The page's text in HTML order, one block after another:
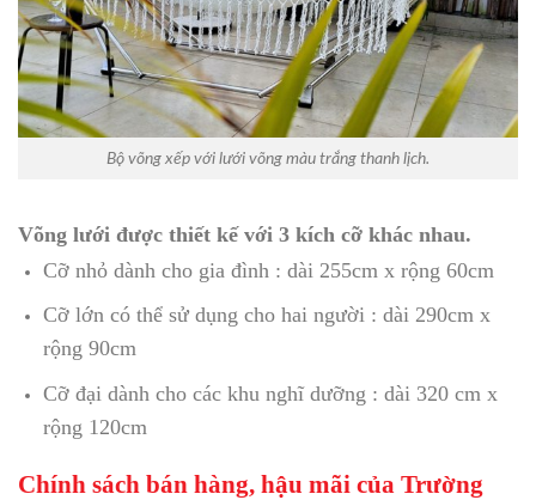
Bộ võng xếp với lưới võng màu trắng thanh lịch.
Võng lưới được thiết kế với 3 kích cỡ khác nhau.
Cỡ nhỏ dành cho gia đình : dài 255cm x rộng 60cm
Cỡ lớn có thể sử dụng cho hai người : dài 290cm x
rộng 90cm
Cỡ đại dành cho các khu nghĩ dưỡng : dài 320 cm x
rộng 120cm
Chính sách bán hàng, hậu mãi của Trường